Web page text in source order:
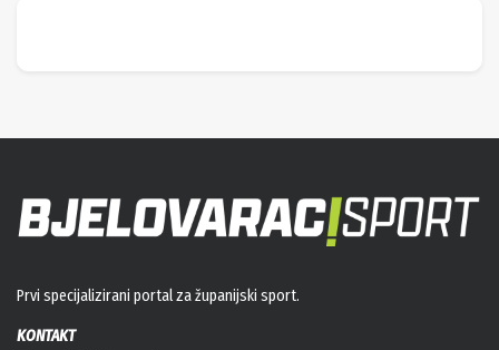
Prvi specijalizirani portal za županijski sport.
KONTAKT